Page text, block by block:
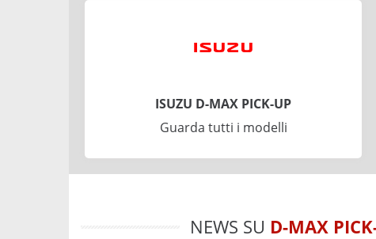
ISUZU D-MAX PICK-UP
Guarda tutti i modelli
NEWS SU D-MAX